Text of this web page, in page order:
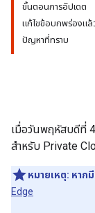
ขั้นตอนการอัปเดต
แก้ไขข้อบกพร่องแล้
ปัญหาที่ทราบ
เมื่อวันพฤหัสบดีที่
สำหรับ Private
หมายเหตุ: หาก
Edge